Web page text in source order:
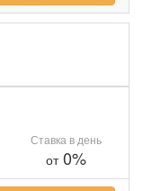
Ставка в день
от0%